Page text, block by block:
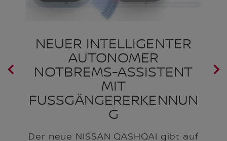
NEUER INTELLIGENTER
AUTONOMER
NOTBREMS-ASSISTENT
MIT
FUSSGÄNGERERKENNUN
G
Der neue NISSAN QASHQAI gibt auf